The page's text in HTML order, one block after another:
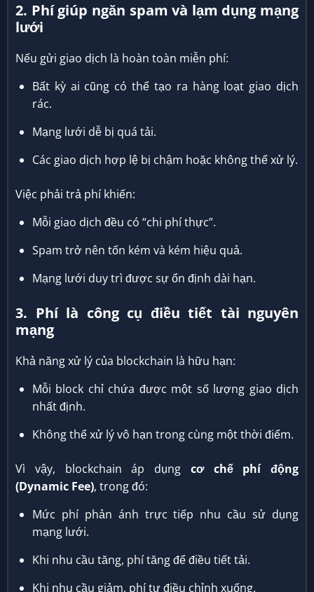
2. Phí giúp ngăn spam và lạm dụng mạng
lưới
Nếu gửi giao dịch là hoàn toàn miễn phí:
Bất kỳ ai cũng có thể tạo ra hàng loạt giao dịch
rác.
Mạng lưới dễ bị quá tải.
Các giao dịch hợp lệ bị chậm hoặc không thể xử lý.
Việc phải trả phí khiến:
Mỗi giao dịch đều có “chi phí thực”.
Spam trở nên tốn kém và kém hiệu quả.
Mạng lưới duy trì được sự ổn định dài hạn.
3. Phí là công cụ điều tiết tài nguyên
mạng
Khả năng xử lý của blockchain là hữu hạn:
Mỗi block chỉ chứa được một số lượng giao dịch
nhất định.
Không thể xử lý vô hạn trong cùng một thời điểm.
Vì vậy, blockchain áp dụng cơ chế phí động
(Dynamic Fee), trong đó:
Mức phí phản ánh trực tiếp nhu cầu sử dụng
mạng lưới.
Khi nhu cầu tăng, phí tăng để điều tiết tải.
Khi nhu cầu giảm, phí tự điều chỉnh xuống.